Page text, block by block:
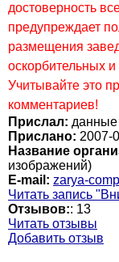
достоверность
предупреждает
размещения
оскорбительных
Учитывайте это
комментариев!
Прислал: данные
Прислано: 2007-
Название
изображений)
E-mail: zarya-
Читать запись
Отзывов:: 13
Читать отзывы
Добавить отзыв